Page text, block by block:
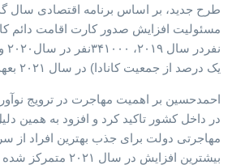
طرح جدید، بر اساس برنامه اقتصادی سال
یک درصد از جمعیت کانادا) در سال ۲۰۲۱ بعهده دارد‌.
احمدحسین بر اهمیت مهاجرت در ترویج
در داخل کشور تاکید کرد و افزود به همین
مهاجرتی دولت برای جذب بهترین افراد از
بیشترین افزایش در سال